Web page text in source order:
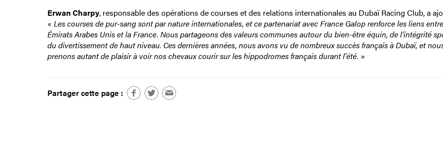
Erwan Charpy, responsable des opérations de courses et des relations internationales au Dubaï Racing Club, a
« Les courses de pur-sang sont par nature internationales, et ce partenariat avec France Galop renforce les liens
Émirats Arabes Unis et la France. Nous partageons des valeurs communes autour du bien-être équin, de l’intégrité
du divertissement de haut niveau. Ces dernières années, nous avons vu de nombreux succès français à Dubaï, et
prenons autant de plaisir à voir nos chevaux courir sur les hippodromes français durant l’été. »
Partager cette page :